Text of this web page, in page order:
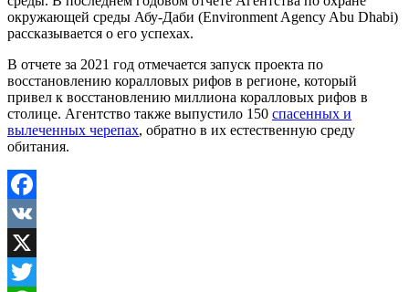
окружающей среды Абу-Даби (Environment Agency Abu Dhabi)
рассказывается о его успехах.
В отчете за 2021 год отмечается запуск проекта по
восстановлению коралловых рифов в регионе, который
привел к восстановлению миллиона коралловых рифов в
столице. Агентство также выпустило 150 спасенных и
вылеченных черепах, обратно в их естественную среду
обитания.
Facebook
VK
X